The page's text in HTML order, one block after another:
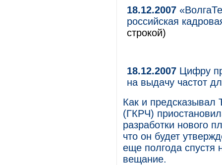
18.12.2007
российская
строкой)
18.12.2007 Цифру
на выдачу частот
Как и предсказывал
(ГКРЧ)
разработки нового
что он будет
еще полгода спустя
вещание.